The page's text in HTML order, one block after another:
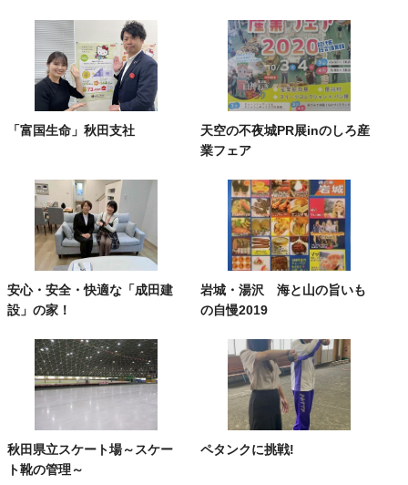
「富国生命」秋田支社
天空の不夜城PR展inのしろ産
業フェア
安心・安全・快適な「成田建
設」の家！
岩城・湯沢 海と山の旨いも
の自慢2019
秋田県立スケート場～スケー
ト靴の管理～
ペタンクに挑戦!